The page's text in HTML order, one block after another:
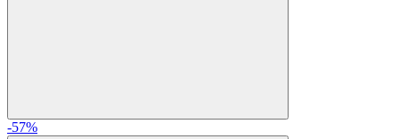
-57%